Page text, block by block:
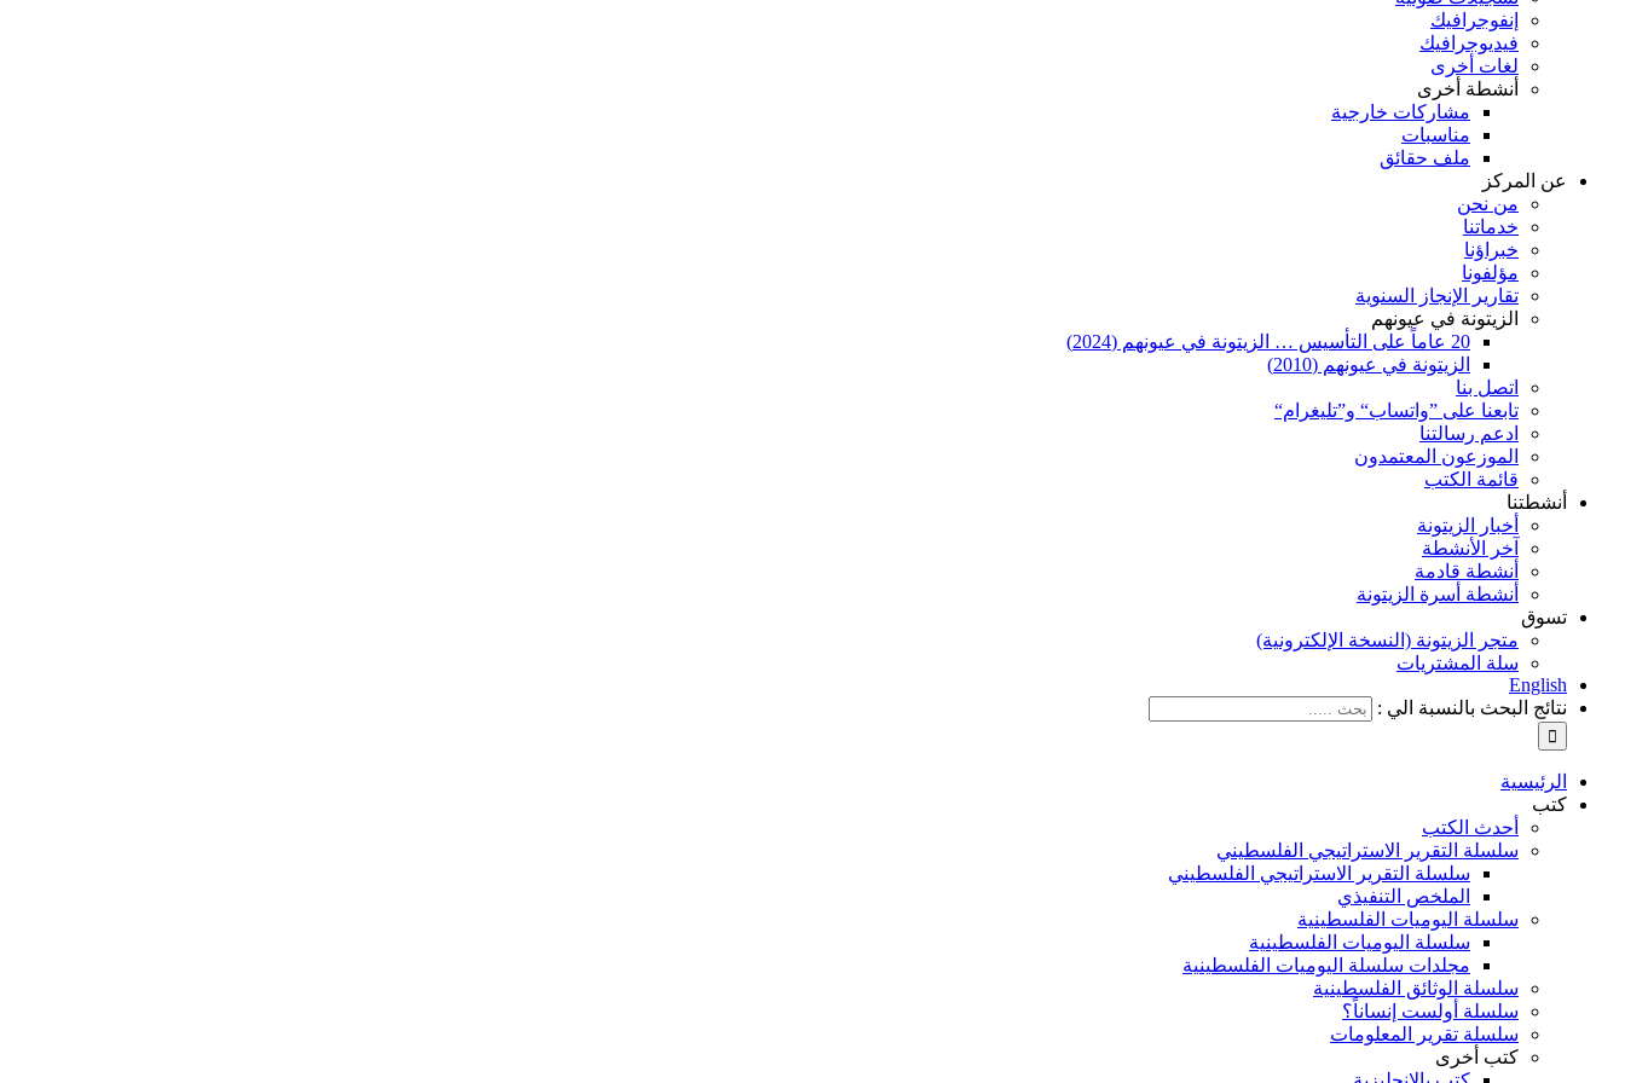
إنفوجرافيك
فيديوجرافيك
لغات أخرى
أنشطة أخرى
مشاركات خارجية
مناسبات
ملف حقائق
عن المركز
من نحن
خدماتنا
خبراؤنا
مؤلفونا
تقارير الإنجاز السنوية
الزيتونة في عيونهم
20 عاماً على التأسيس … الزيتونة في عيونهم (2024)
الزيتونة في عيونهم (2010)
اتصل بنا
تابعنا على ”واتساب“ و”تليغرام“
ادعم رسالتنا
الموزعون المعتمدون
قائمة الكتب
أنشطتنا
أخبار الزيتونة
آخر الأنشطة
أنشطة قادمة
أنشطة أسرة الزيتونة
تسوق
متجر الزيتونة (النسخة الإلكترونية)
سلة المشتريات
English
نتائج البحث بالنسبة الي :
الرئيسية
كتب
أحدث الكتب
سلسلة التقرير الاستراتيجي الفلسطيني
سلسلة التقرير الاستراتيجي الفلسطيني
الملخص التنفيذي
سلسلة اليوميات الفلسطينية
سلسلة اليوميات الفلسطينية
مجلدات سلسلة اليوميات الفلسطينية
سلسلة الوثائق الفلسطينية
سلسلة أولست إنساناً؟
سلسلة تقرير المعلومات
كتب أخرى